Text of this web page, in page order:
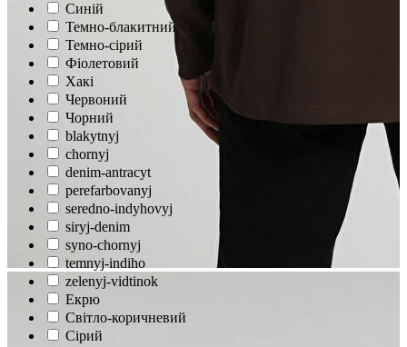
Синій
Темно-блакитний
Темно-сірий
Фіолетовий
Хакі
Червоний
Чорний
blakytnyj
chornyj
denim-antracyt
perefarbovanyj
seredno-indyhovyj
siryj-denim
syno-chornyj
temnyj-indiho
zelenyj-vidtinok
Екрю
Світло-коричневий
Сірий